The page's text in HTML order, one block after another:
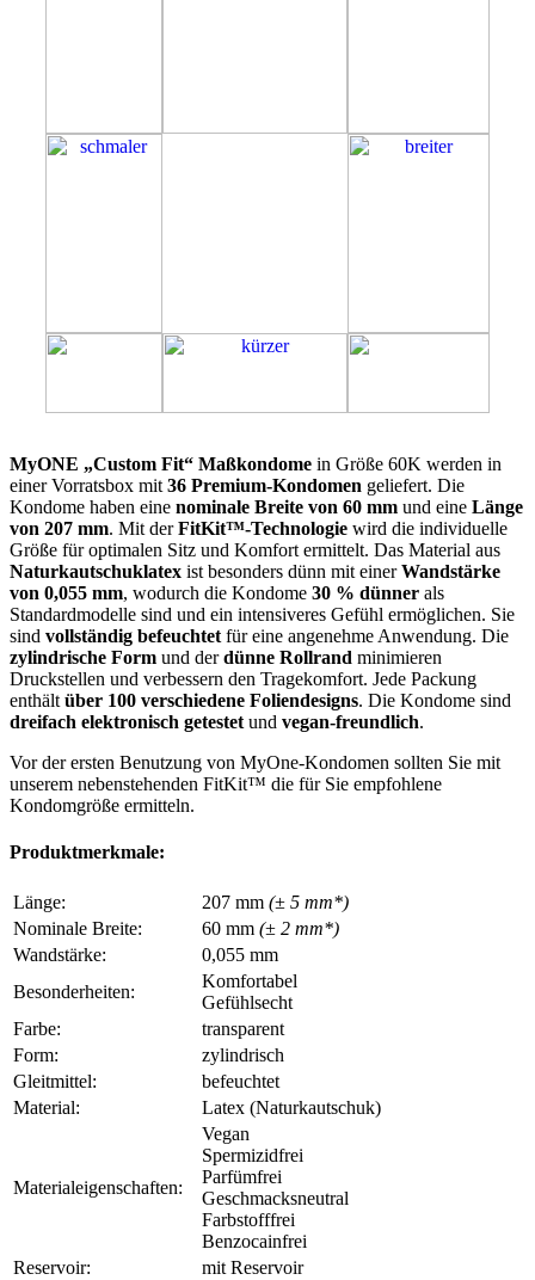
MyONE „Custom Fit“ Maßkondome in Größe 60K werden in
einer Vorratsbox mit 36 Premium-Kondomen geliefert. Die
Kondome haben eine nominale Breite von 60 mm und eine Länge
von 207 mm. Mit derFitKit™-Technologie wird die individuelle
Größe für optimalen Sitz und Komfort ermittelt. Das Material aus
Naturkautschuklatex ist besonders dünn mit einerWandstärke
von 0,055 mm, wodurch die Kondome 30 % dünner als
Standardmodelle sind und ein intensiveres Gefühl ermöglichen. Sie
sind vollständig befeuchtet für eine angenehme Anwendung. Die
zylindrische Form und derdünne Rollrand minimieren
Druckstellen und verbessern den Tragekomfort. Jede Packung
enthält über 100 verschiedene Foliendesigns. Die Kondome sind
dreifach elektronisch getestet und vegan-freundlich.
Vor der ersten Benutzung von MyOne-Kondomen sollten Sie mit
unserem nebenstehenden FitKit™ die für Sie empfohlene
Kondomgröße ermitteln.
Produktmerkmale:
Länge: 207 mm (± 5 mm*)
Nominale Breite:
60 mm (± 2 mm*)
Wandstärke:
0,055 mm
Besonderheiten:
Komfortabel
Gefühlsecht
Farbe:
transparent
Form:
zylindrisch
Gleitmittel:
befeuchtet
Material:
Latex (Naturkautschuk)
Materialeigenschaften:
Vegan
Spermizidfrei
Parfümfrei
Geschmacksneutral
Farbstofffrei
Benzocainfrei
Reservoir:
mit Reservoir